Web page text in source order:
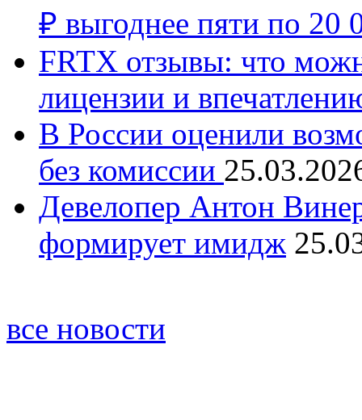
₽ выгоднее пяти по 20
FRTX отзывы: что
лицензии и
В России оценили
без комиссии
Девелопер Антон
формирует имидж
все новости